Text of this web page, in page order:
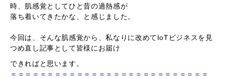
時、肌感覚としてひと昔の過熱感が
落ち着いてきたかな、と感じました。
今回は、そんな肌感覚から、私なりに改めてIoTビジネスを見
つめ直し記事として皆様にお届け
できればと思います。
＝＝＝＝＝＝＝＝＝＝＝＝＝＝＝＝＝＝＝＝＝＝＝＝＝＝＝